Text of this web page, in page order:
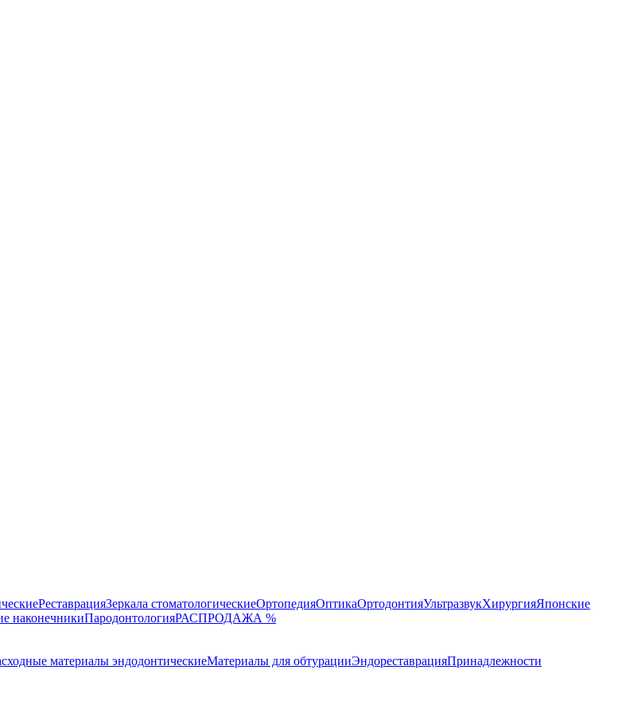
РеставрацияЗеркала стоматологическиеОртопедияОптикаОртодонтияУльтразвукХирургияЯпонские
наконечникиПародонтологияРАСПРОДАЖА %
материалы эндодонтическиеМатериалы для обтурацииЭндореставрацияПринадлежности